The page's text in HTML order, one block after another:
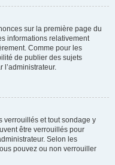
sur la première page du
informations relativement
Comme pour les
de publier des sujets
verrouillés et tout sondage y
être verrouillés pour
Selon les
pouvez ou non verrouiller